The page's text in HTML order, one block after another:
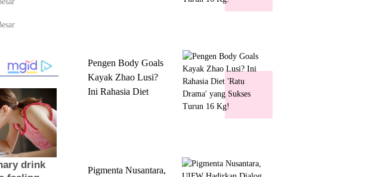
Pengen Body Goals
Kayak Zhao Lusi?
Ini Rahasia Diet
Pigmenta Nusantara,